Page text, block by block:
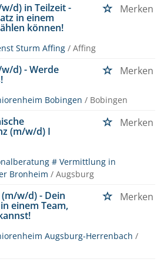
d) in Teilzeit -
in einem
können!
Merken
Sturm Affing / Affing
d) - Werde Merken
Bobingen / Bobingen
(m/w/d) I
Merken
# Vermittlung in
Bronheim / Augsburg
w/d) - Dein
einem Team,
Merken
Augsburg-Herrenbach /